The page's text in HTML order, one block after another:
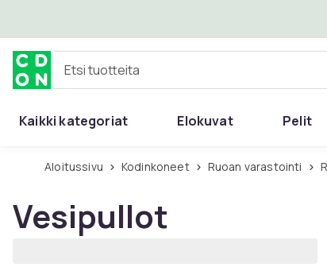
Etsi tuotteita
Kaikki kategoriat Elokuvat Pelit
Aloitussivu Kodinkoneet Ruoan varastointi
Vesipullot